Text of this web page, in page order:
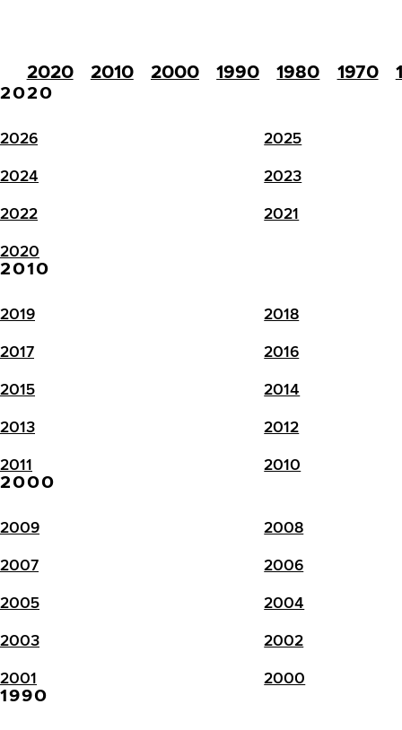
2020 2010 2000 1990 1980 1970
2020
2026 2025
2024 2023
2022 2021
2020
2010
2019 2018
2017 2016
2015 2014
2013 2012
2011 2010
2000
2009 2008
2007 2006
2005 2004
2003 2002
2001 2000
1990